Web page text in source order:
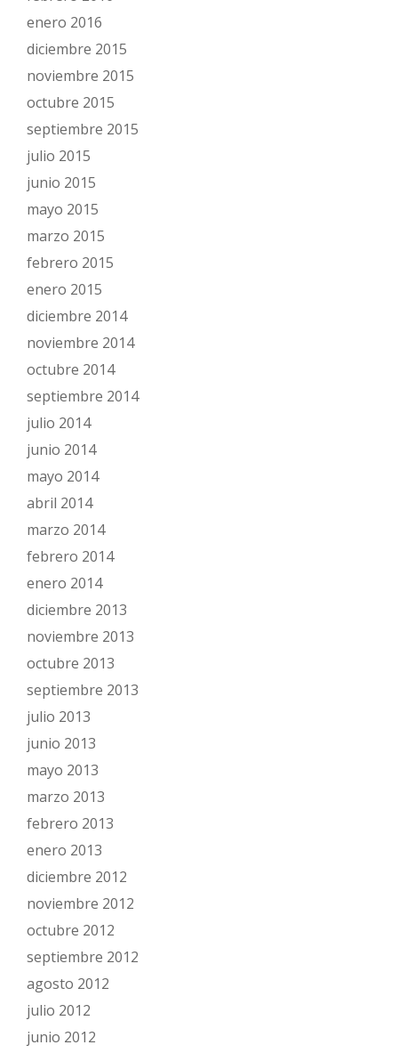
enero 2016
diciembre 2015
noviembre 2015
octubre 2015
septiembre 2015
julio 2015
junio 2015
mayo 2015
marzo 2015
febrero 2015
enero 2015
diciembre 2014
noviembre 2014
octubre 2014
septiembre 2014
julio 2014
junio 2014
mayo 2014
abril 2014
marzo 2014
febrero 2014
enero 2014
diciembre 2013
noviembre 2013
octubre 2013
septiembre 2013
julio 2013
junio 2013
mayo 2013
marzo 2013
febrero 2013
enero 2013
diciembre 2012
noviembre 2012
octubre 2012
septiembre 2012
agosto 2012
julio 2012
junio 2012